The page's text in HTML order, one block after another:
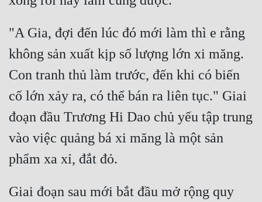
Đẹp Hiệp
Tính Cách Nhân Vật :
Cơ Trí
Sát Phạt Quyết Đoán
"A Gia, đợi đến lúc đó mới làm thì e rằng
không sản xuất kịp số lượng lớn xi măng.
Con tranh thủ làm trước, đến khi có biến
cố lớn xảy ra, có thể bán ra liên tục." Giai
đoạn đầu Trương Hi Dao chủ yếu tập trung
vào việc quảng bá xi măng là một sản
Giai đoạn sau mới bắt đầu mở rộng quy